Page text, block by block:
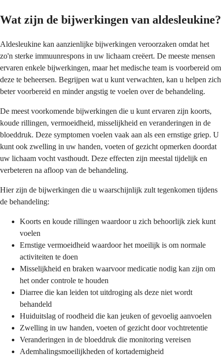
Wat zijn de bijwerkingen van aldesleukine?
Aldesleukine kan aanzienlijke bijwerkingen veroorzaken omdat het
zo'n sterke immuunrespons in uw lichaam creëert. De meeste mensen
ervaren enkele bijwerkingen, maar het medische team is voorbereid om
deze te beheersen. Begrijpen wat u kunt verwachten, kan u helpen zich
beter voorbereid en minder angstig te voelen over de behandeling.
De meest voorkomende bijwerkingen die u kunt ervaren zijn koorts,
koude rillingen, vermoeidheid, misselijkheid en veranderingen in de
bloeddruk. Deze symptomen voelen vaak aan als een ernstige griep. U
kunt ook zwelling in uw handen, voeten of gezicht opmerken doordat
uw lichaam vocht vasthoudt. Deze effecten zijn meestal tijdelijk en
verbeteren na afloop van de behandeling.
Hier zijn de bijwerkingen die u waarschijnlijk zult tegenkomen tijdens
de behandeling:
Koorts en koude rillingen waardoor u zich behoorlijk ziek kunt
voelen
Ernstige vermoeidheid waardoor het moeilijk is om normale
activiteiten te doen
Misselijkheid en braken waarvoor medicatie nodig kan zijn om
het onder controle te houden
Diarree die kan leiden tot uitdroging als deze niet wordt
behandeld
Huiduitslag of roodheid die kan jeuken of gevoelig aanvoelen
Zwelling in uw handen, voeten of gezicht door vochtretentie
Veranderingen in de bloeddruk die monitoring vereisen
Ademhalingsmoeilijkheden of kortademigheid